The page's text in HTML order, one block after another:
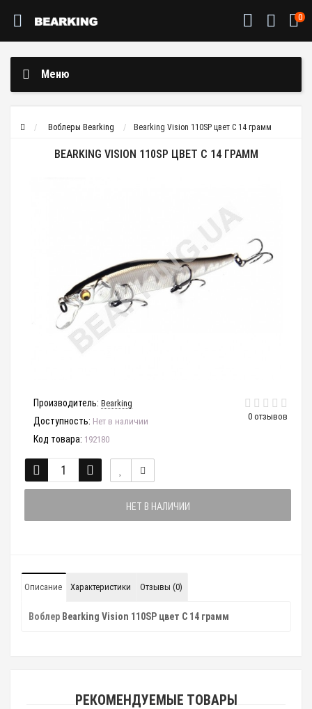
0
Меню
Воблеры Bearking Bearking Vision 110SP цвет C 14 грамм
BEARKING VISION 110SP ЦВЕТ C 14 ГРАММ
0 отзывов
Производитель: Bearking
Доступность: Нет в наличии
Код товара: 192180
НЕТ В НАЛИЧИИ
Описание Характеристики Отзывы (0)
Воблер Bearking Vision 110SP цвет C 14 грамм
РЕКОМЕНДУЕМЫЕ ТОВАРЫ